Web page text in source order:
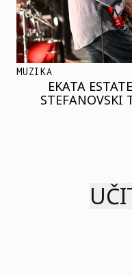
MUZIKA
EKATA
STEFANOVSKI